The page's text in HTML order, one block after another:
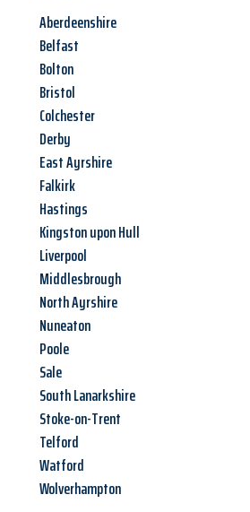
Aberdeenshire
Belfast
Bolton
Bristol
Colchester
Derby
East Ayrshire
Falkirk
Hastings
Kingston upon Hull
Liverpool
Middlesbrough
North Ayrshire
Nuneaton
Poole
Sale
South Lanarkshire
Stoke-on-Trent
Telford
Watford
Wolverhampton